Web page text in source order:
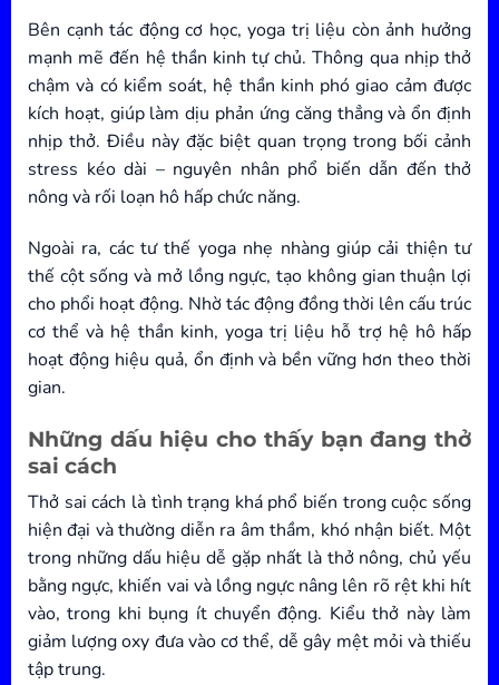
Bên cạnh tác động cơ học, yoga trị liệu còn ảnh hưởng
mạnh mẽ đến hệ thần kinh tự chủ. Thông qua nhịp thở
chậm và có kiểm soát, hệ thần kinh phó giao cảm được
kích hoạt, giúp làm dịu phản ứng căng thẳng và ổn định
nhịp thở. Điều này đặc biệt quan trọng trong bối cảnh
stress kéo dài – nguyên nhân phổ biến dẫn đến thở
nông và rối loạn hô hấp chức năng.
Ngoài ra, các tư thế yoga nhẹ nhàng giúp cải thiện tư
thế cột sống và mở lồng ngực, tạo không gian thuận lợi
cho phổi hoạt động. Nhờ tác động đồng thời lên cấu trúc
cơ thể và hệ thần kinh, yoga trị liệu hỗ trợ hệ hô hấp
hoạt động hiệu quả, ổn định và bền vững hơn theo thời
gian.
Những dấu hiệu cho thấy bạn đang thở
sai cách
Thở sai cách là tình trạng khá phổ biến trong cuộc sống
hiện đại và thường diễn ra âm thầm, khó nhận biết. Một
trong những dấu hiệu dễ gặp nhất là thở nông, chủ yếu
bằng ngực, khiến vai và lồng ngực nâng lên rõ rệt khi hít
vào, trong khi bụng ít chuyển động. Kiểu thở này làm
giảm lượng oxy đưa vào cơ thể, dễ gây mệt mỏi và thiếu
tập trung.